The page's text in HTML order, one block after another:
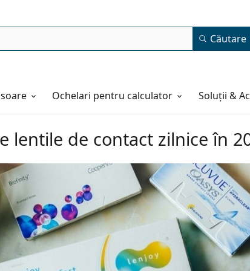
Căutare
Ochelari pentru calculator Soluții &
lentile de contact zilnice în